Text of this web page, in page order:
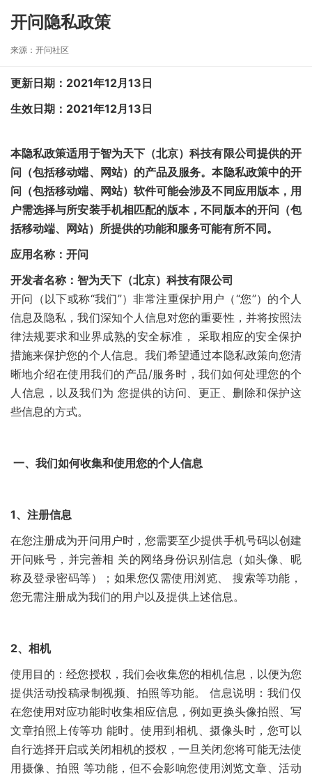
开问隐私政策
来源：开问社区
更新日期：2021年12月13日
生效日期：2021年12月13日
本隐私政策适用于智为天下（北京）科技有限公司提供的开
问（包括移动端、网站）的产品及服务。本隐私政策中的开
问（包括移动端、网站）软件可能会涉及不同应用版本，用
户需选择与所安装手机相匹配的版本，不同版本的开问（包
括移动端、网站）所提供的功能和服务可能有所不同。
应用名称：开问
开发者名称：智为天下（北京）科技有限公司
开问（以下或称“我们”）非常注重保护用户（“您”）的个人
信息及隐私，我们深知个人信息对您的重要性，并将按照法
律法规要求和业界成熟的安全标准， 采取相应的安全保护
措施来保护您的个人信息。我们希望通过本隐私政策向您清
晰地介绍在使用我们的产品/服务时，我们如何处理您的个
人信息，以及我们为 您提供的访问、更正、删除和保护这
些信息的方式。
一、我们如何收集和使用您的个人信息
1、 注册信息
在您注册成为开问用户时，您需要至少提供手机号码以创建
开问账号，并完善相 关的网络身份识别信息（如头像、昵
称及登录密码等）；如果您仅需使用浏览、 搜索等功能，
您无需注册成为我们的用户以及提供上述信息。
2、 相机
使用目的：经您授权，我们会收集您的相机信息，以便为您
提供活动投稿录制视频、拍照等功能。 信息说明：我们仅
在您使用对应功能时收集相应信息，例如更换头像拍照、写
文章拍照上传等功 能时。使用到相机、摄像头时，您可以
自行选择开启或关闭相机的授权，一旦关闭您将可能无法使
用摄像、拍照 等功能，但不会影响您使用浏览文章、活动